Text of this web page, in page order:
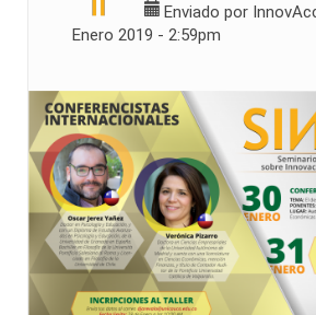
Enviado por
Enero 2019 - 2:59pm